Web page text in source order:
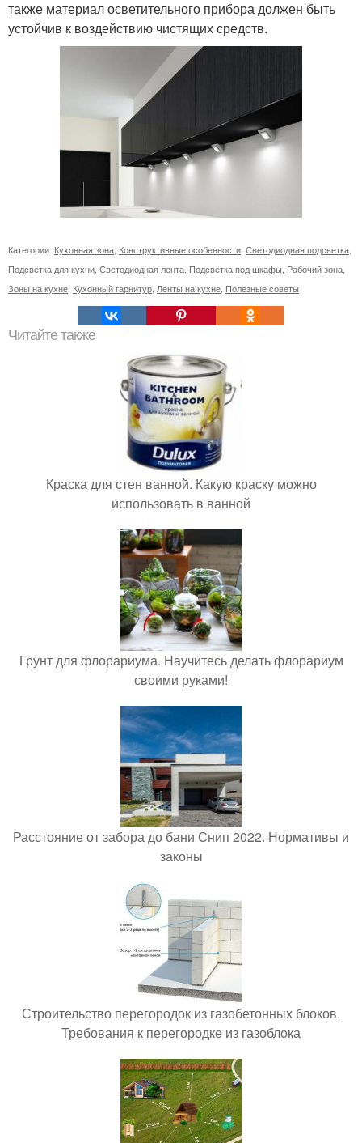
также материал осветительного прибора должен быть
устойчив к воздействию чистящих средств.
Категории: Кухонная зона Конструктивные особенности Светодиодная подсветка
Подсветка для кухни Светодиодная лента Подсветка под шкафы Рабочий зона
Зоны на кухне Кухонный гарнитур Ленты на кухне Полезные советы
Читайте также
Краска для стен ванной. Какую краску можно
использовать в ванной
Грунт для флорариума. Научитесь делать флорариум
своими руками!
Расстояние от забора до бани Снип 2022. Нормативы и
законы
Строительство перегородок из газобетонных блоков.
Требования к перегородке из газоблока